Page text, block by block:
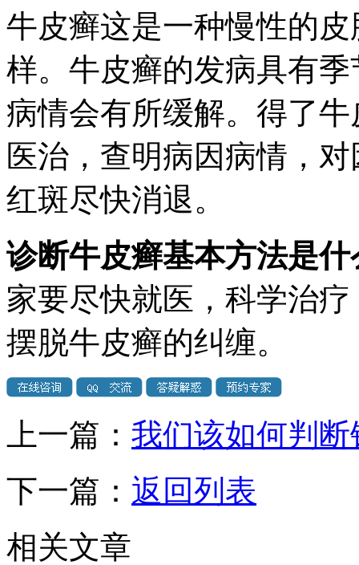
牛皮癣这是一种慢性的
样。牛皮癣的发病具有
病情会有所缓解。得了
医治，查明病因病情，
红斑尽快消退。
诊断牛皮癣基本方法是什
家要尽快就医，科学治
摆脱牛皮癣的纠缠。
上一篇： 我们该如何判断
下一篇： 返回列表
相关文章